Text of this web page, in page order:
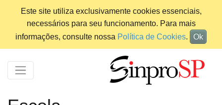
Este site utiliza exclusivamente cookies essenciais,
necessários para seu funcionamento. Para mais
informações, consulte nossa Política de Cookies. Ok